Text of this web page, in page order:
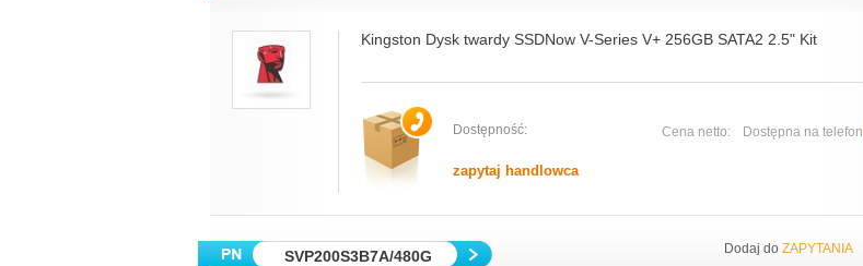
Kingston Dysk twardy SSDNow V-Series V+ 256GB SATA2 2.5" Kit
Dostępność:
zapytaj handlowca
Cena netto: Dostępna na telefon
SVP200S3B7A/480G Dodaj do ZAPYTANIA